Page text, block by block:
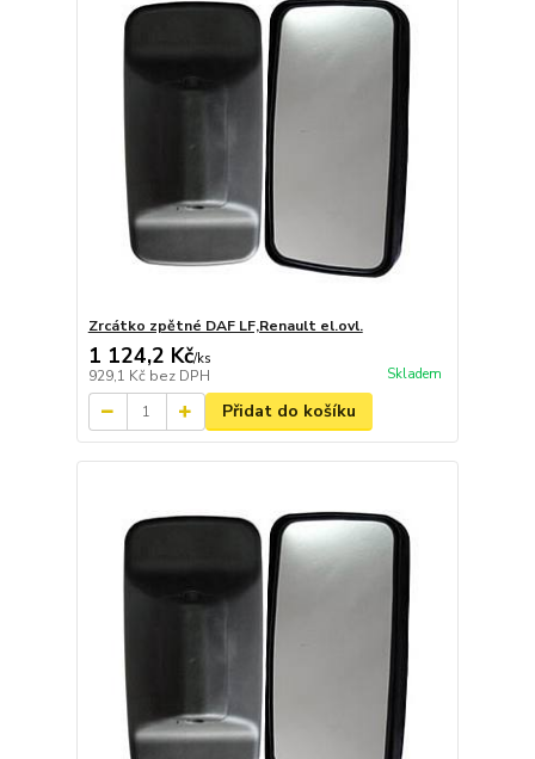
Zrcátko zpětné DAF LF,Renault el.ovl.
1 124,2 Kč/ks
929,1 Kč bez DPH Skladem
Přidat do košíku